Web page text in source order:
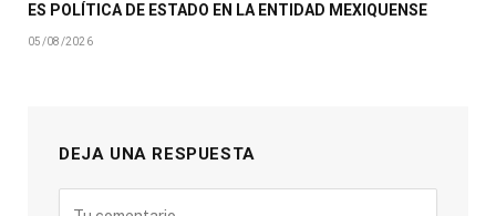
ES POLÍTICA DE ESTADO EN LA ENTIDAD MEXIQUENSE
05/08/2026
DEJA UNA RESPUESTA